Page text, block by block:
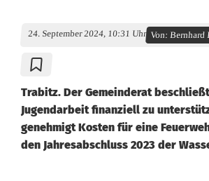
24. September 2024, 10:31 Uhr Von:Bernhard
Trabitz. Der Gemeinderat
Jugendarbeit finanziell zu
genehmigt Kosten für eine
den Jahresabschluss 2023 der